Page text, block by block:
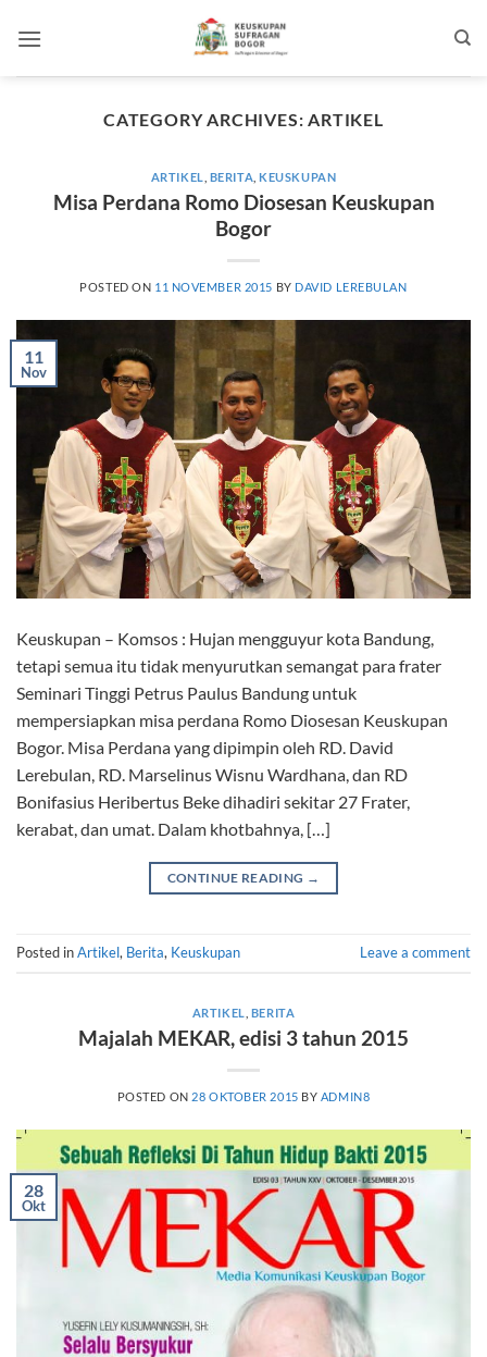
CATEGORY ARCHIVES:ARTIKEL
ARTIKEL BERITA ,KEUSKUPAN
Misa Perdana Romo Diosesan Keuskupan
Bogor
POSTED ON 11 NOVEMBER 2015 BY DAVID LEREBULAN
11
Nov
Keuskupan – Komsos : Hujan mengguyur kota Bandung,
tetapi semua itu tidak menyurutkan semangat para frater
Seminari Tinggi Petrus Paulus Bandung untuk
mempersiapkan misa perdana Romo Diosesan Keuskupan
Bogor. Misa Perdana yang dipimpin oleh RD. David
Lerebulan, RD. Marselinus Wisnu Wardhana, dan RD
Bonifasius Heribertus Beke dihadiri sekitar 27 Frater,
kerabat, dan umat. Dalam khotbahnya, […]
CONTINUE READING →
Posted inArtikel, Berita, Keuskupan Leave a comment
ARTIKEL BERITA
Majalah MEKAR, edisi 3 tahun 2015
POSTED ON 28 OKTOBER 2015 BY ADMIN8
28
Okt